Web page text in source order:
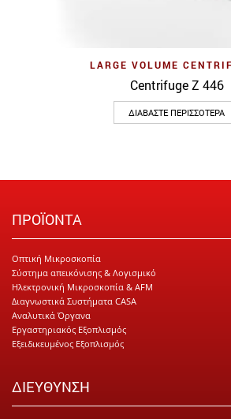
LARGE VOLUME
Centrifuge Z 446
ΔΙΑΒΆΣΤΕ ΠΕΡΙΣΣΌΤΕΡΑ
ΠΡΟΪΟΝΤΑ
Οπτική Μικροσκοπία
Σύστημα απεικόνισης & Λογισμικό
Ηλεκτρονική Μικροσκοπία & AFM
Διαγνωστικά Συστήματα CASA
Αναλυτικά Όργανα
Εργαστηριακός Εξοπλισμός
Εξειδικευμένος Εξοπλισμός
ΔΙΕΥΘΥΝΣΗ